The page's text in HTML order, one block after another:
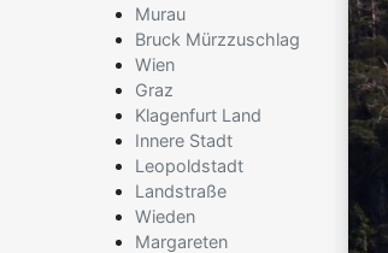
Murau
Bruck Mürzzuschlag
Wien
Graz
Klagenfurt Land
Innere Stadt
Leopoldstadt
Landstraße
Wieden
Margareten